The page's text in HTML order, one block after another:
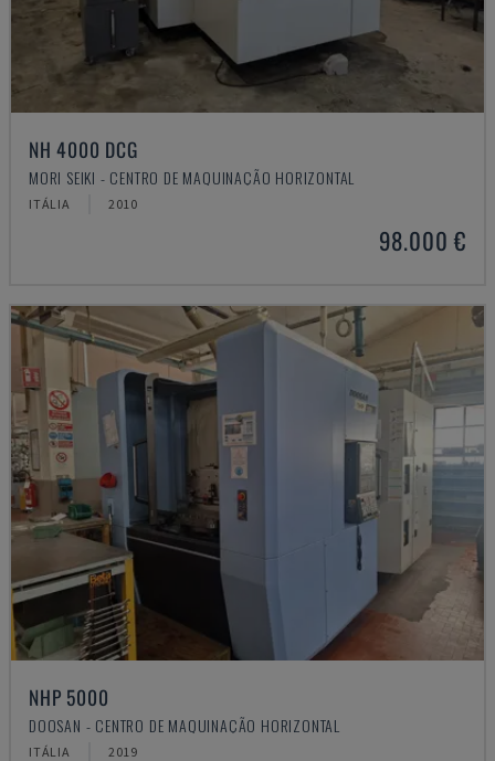
NH 4000 DCG
MORI SEIKI - CENTRO DE MAQUINAÇÃO HORIZONTAL
ITÁLIA 2010
98.000 €
NHP 5000
DOOSAN - CENTRO DE MAQUINAÇÃO HORIZONTAL
ITÁLIA 2019